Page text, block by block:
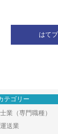
はてブ
テゴリー
士業（専門職種）
運送業